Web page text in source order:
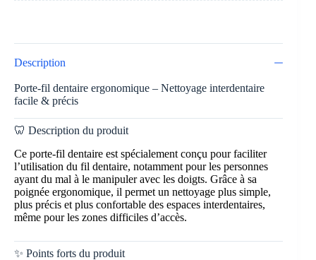
Description
Porte-fil dentaire ergonomique – Nettoyage interdentaire
facile & précis
🦷 Description du produit
Ce porte-fil dentaire est spécialement conçu pour faciliter
l’utilisation du fil dentaire, notamment pour les personnes
ayant du mal à le manipuler avec les doigts. Grâce à sa
poignée ergonomique, il permet un nettoyage plus simple,
plus précis et plus confortable des espaces interdentaires,
même pour les zones difficiles d’accès.
✨ Points forts du produit